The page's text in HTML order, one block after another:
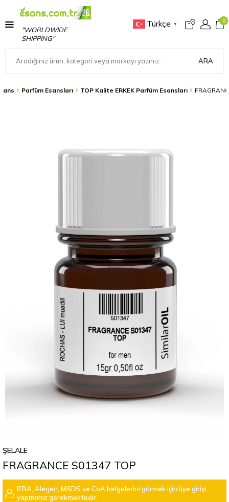
"WORLDWIDE
SHIPPING"
Türkçe ▼
0
ARA
Parfüm Esansları TOP Kalite ERKEK Parfüm Esansları
ŞELALE
FRAGRANCE S01347 TOP
IFRA, Alerjen, MSDS ve CoA belgelerini görmek için üye girişi
yapmanız gerekmektedir.